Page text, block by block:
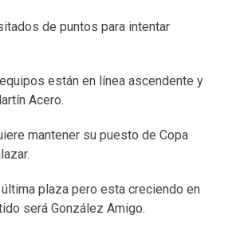
de puntos para intentar
están en línea ascendente y
Acero.
mantener su puesto de Copa
última plaza pero esta creciendo en
será González Amigo.